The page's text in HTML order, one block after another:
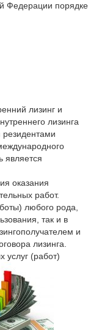
Федерации порядке
лизинг и
лизинга
резидентами
является
оказания
работ.
любого рода,
так и в
и
лизинга.
услуг (работ)